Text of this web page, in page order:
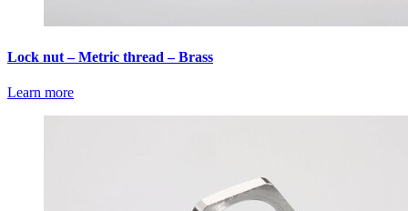
Lock nut – Metric thread – Brass
Learn more